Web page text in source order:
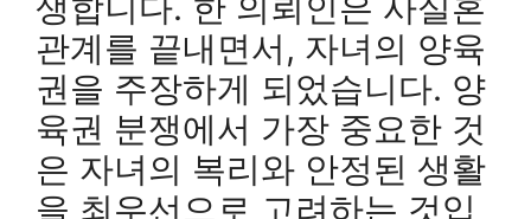
관계를 끝내면서, 자녀의 양육
권을 주장하게 되었습니다. 양
육권 분쟁에서 가장 중요한 것
은 자녀의 복리와 안정된 생활
을 최우선으로 고려하는 것입